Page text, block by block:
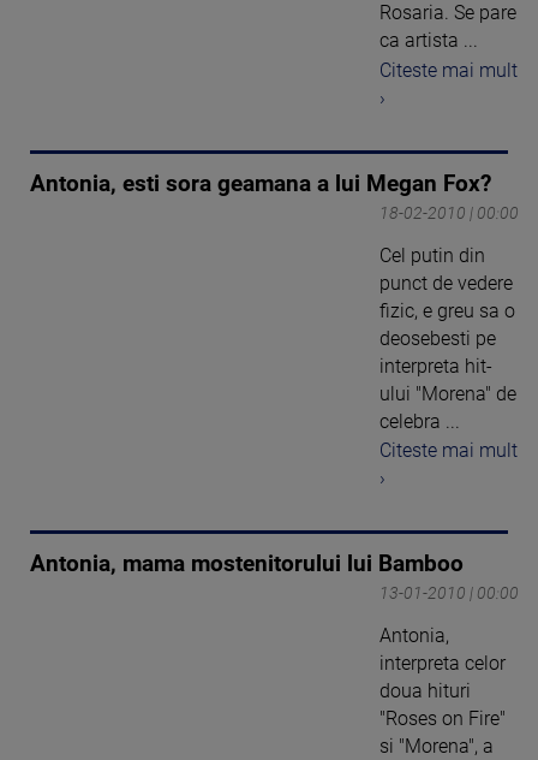
Rosaria. Se pare
ca artista ...
Citeste mai mult
›
Antonia, esti sora geamana a lui Megan Fox?
18-02-2010 | 00:00
Cel putin din
punct de vedere
fizic, e greu sa o
deosebesti pe
interpreta hit-
ului "Morena" de
celebra ...
Citeste mai mult
›
Antonia, mama mostenitorului lui Bamboo
13-01-2010 | 00:00
Antonia,
interpreta celor
doua hituri
"Roses on Fire"
si "Morena", a